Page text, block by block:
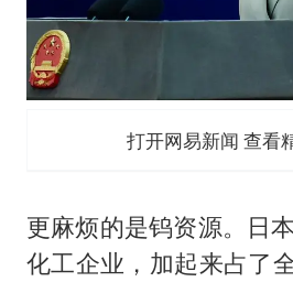
打开网易新闻 查看
更麻烦的是钨资源。日
化工企业，加起来占了